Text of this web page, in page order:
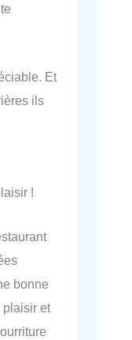
Et
ils
!
bonne
plaisir et